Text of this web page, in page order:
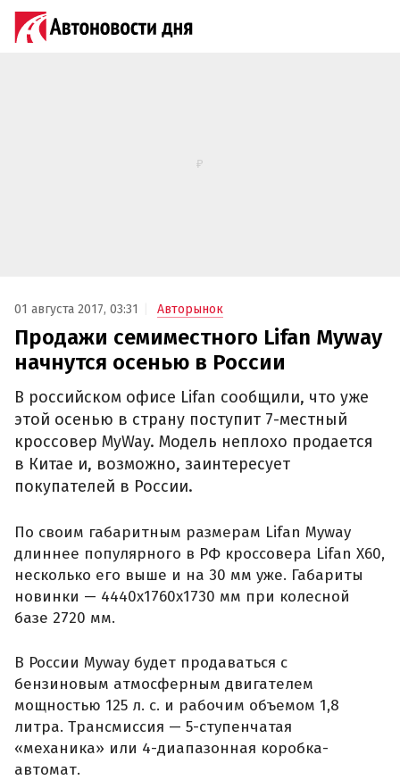
01 августа 2017, 03:31 Авторынок
Продажи семиместного Lifan Myway
начнутся осенью в России
В российском офисе Lifan сообщили, что уже
этой осенью в страну поступит 7-местный
кроссовер MyWay. Модель неплохо продается
в Китае и, возможно, заинтересует
покупателей в России.
По своим габаритным размерам Lifan Myway
длиннее популярного в РФ кроссовера Lifan X60,
несколько его выше и на 30 мм уже. Габариты
новинки — 4440x1760x1730 мм при колесной
базе 2720 мм.
В России Myway будет продаваться с
бензиновым атмосферным двигателем
мощностью 125 л. с. и рабочим объемом 1,8
литра. Трансмиссия — 5-ступенчатая
«механика» или 4-диапазонная коробка-
автомат.